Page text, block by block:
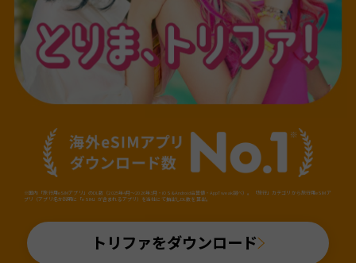
※国内「旅行用eSIMアプリ」のDL数（2025年4月～2026年3月・iOS&Android合算値・AppTweak調べ）。「旅行」カテゴリから旅行用eSIMア
プリ（アプリ名か説明に「eSIM」が含まれるアプリ）を当社にて抽出しDL数を算出。
トリファをダウンロード